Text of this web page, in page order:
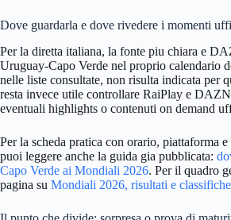
Dove guardarla e dove rivedere i momenti
Per la diretta italiana, la fonte piu chiara e
Uruguay-Capo Verde nel proprio calendario
nelle liste consultate, non risulta indicata per
resta invece utile controllare RaiPlay e
eventuali highlights o contenuti on demand
Per la scheda pratica con orario, piattaforma
puoi leggere anche la guida gia pubblicata:
Capo Verde ai Mondiali 2026. Per il quadro
pagina su Mondiali 2026, risultati e classifiche